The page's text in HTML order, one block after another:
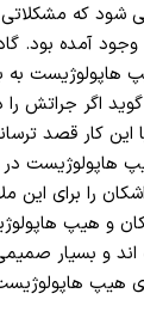
شود که مشکلاتی
آمده بود.
هاپولوژیست به
اگر جراتش را
این کار قصد
هاپولوژیست در
را برای این
و هیپ
اند و بسیار
هیپ